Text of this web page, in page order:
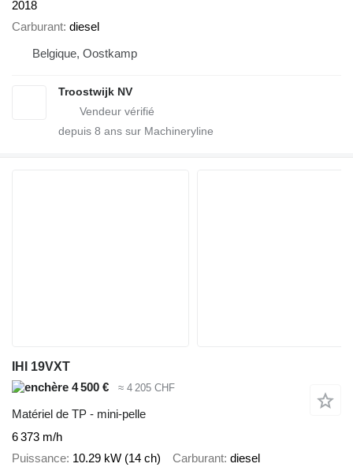
2018
Carburant diesel
Belgique, Oostkamp
Troostwijk NV
depuis 8 ans sur Machineryline
IHI 19VXT
4 500 €
≈ 4 205 CHF
Matériel de TP - mini-pelle
6 373 m/h
Puissance 10.29 kW (14 ch) Carburant diesel